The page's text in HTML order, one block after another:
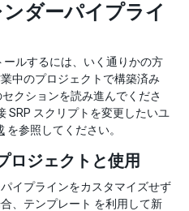
ダーパイプライ
ールするには、いく通りかの方
中のプロジェクトで構築済み
クションを読み進んでくださ
SRP スクリプトを変更したいユ
を参照してください。
ロジェクトと使用
イプラインをカスタマイズせず
、テンプレート を利用して新